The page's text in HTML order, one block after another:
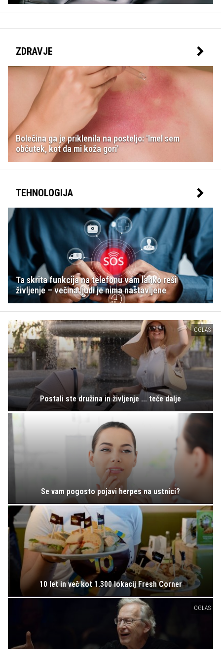
ZDRAVJE
Bolečina ga je priklenila na posteljo: 'Imel sem
občutek, kot da mi koža gori'
TEHNOLOGIJA
Ta skrita funkcija na telefonu vam lahko reši
življenje – večina ljudi je nima nastavljene
OGLAS
Postali ste družina in življenje ... teče dalje
Se vam pogosto pojavi herpes na ustnici?
10 let in več kot 1.300 lokacij Fresh Corner
OGLAS